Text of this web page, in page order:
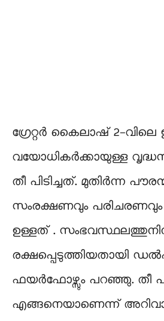
ഗ്രേറ്റർ കൈലാഷ് 2-വിലെ
വയോധികർക്കായുള്ള
തീ പിടിച്ചത്. മുതിർന്ന
സംരക്ഷണവും
ഉള്ളത് .
രക്ഷപ്പെടുത്തിയതായി
ഫയർഫോഴ്സും പറഞ്ഞു. തീ
എങ്ങനെയാണെന്ന്